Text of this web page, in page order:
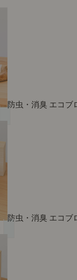
防虫・消臭 エコブ
防虫・消臭 エコブ